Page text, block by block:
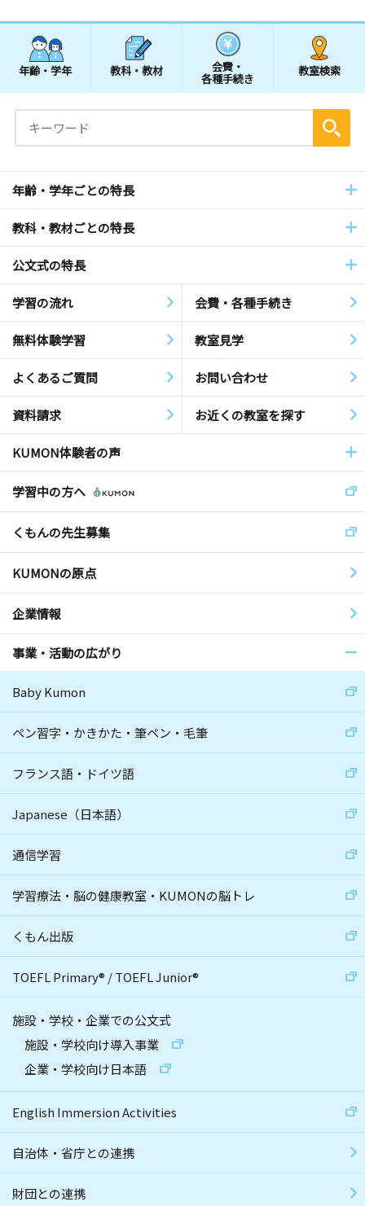
年齢・学年 教科・教材 会費・
各種手続き
教室検索
年齢・学年ごとの特長
教科・教材ごとの特長
公文式の特長
学習の流れ 会費・各種手続き
無料体験学習 教室見学
よくあるご質問 お問い合わせ
資料請求 お近くの教室を探す
KUMON体験者の声
学習中の方へ
くもんの先生募集
KUMONの原点
企業情報
事業・活動の広がり
Baby Kumon
ペン習字・かきかた・筆ペン・毛筆
フランス語・ドイツ語
Japanese（日本語）
通信学習
学習療法・脳の健康教室・KUMONの脳トレ
くもん出版
TOEFL Primary® /TOEFL Junior®
施設・学校・企業での公文式
施設・学校向け導入事業
企業・学校向け日本語
English Immersion Activities
自治体・省庁との連携
財団との連携